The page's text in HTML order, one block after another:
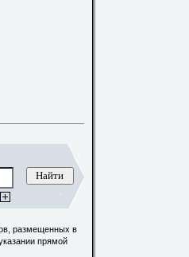
размещенных в
прямой